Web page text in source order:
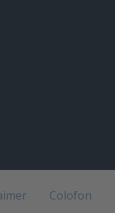
Colofon